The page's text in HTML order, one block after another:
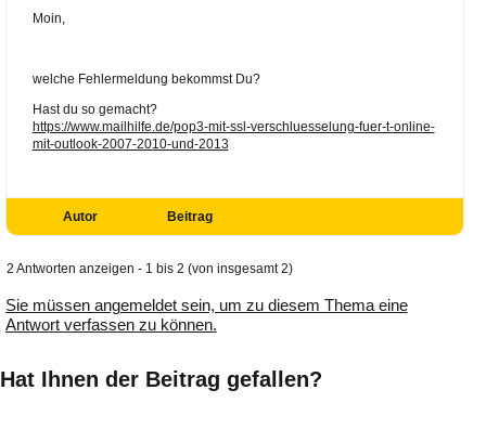
Moin,
welche Fehlermeldung bekommst Du?
Hast du so gemacht?
https://www.mailhilfe.de/pop3-mit-ssl-verschluesselung-fuer-t-online-
mit-outlook-2007-2010-und-2013
Autor Beitrag
2 Antworten anzeigen - 1 bis 2 (von insgesamt 2)
Sie müssen angemeldet sein, um zu diesem Thema eine
Antwort verfassen zu können.
Hat Ihnen der Beitrag gefallen?